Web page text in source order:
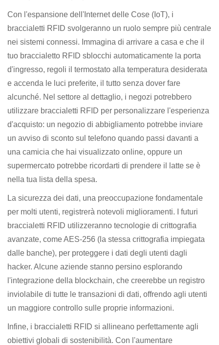
Con l'espansione dell'Internet delle Cose (IoT), i
braccialetti RFID svolgeranno un ruolo sempre più centrale
nei sistemi connessi. Immagina di arrivare a casa e che il
tuo braccialetto RFID sblocchi automaticamente la porta
d'ingresso, regoli il termostato alla temperatura desiderata
e accenda le luci preferite, il tutto senza dover fare
alcunché. Nel settore al dettaglio, i negozi potrebbero
utilizzare braccialetti RFID per personalizzare l'esperienza
d'acquisto: un negozio di abbigliamento potrebbe inviare
un avviso di sconto sul telefono quando passi davanti a
una camicia che hai visualizzato online, oppure un
supermercato potrebbe ricordarti di prendere il latte se è
nella tua lista della spesa.
La sicurezza dei dati, una preoccupazione fondamentale
per molti utenti, registrerà notevoli miglioramenti. I futuri
braccialetti RFID utilizzeranno tecnologie di crittografia
avanzate, come AES-256 (la stessa crittografia impiegata
dalle banche), per proteggere i dati degli utenti dagli
hacker. Alcune aziende stanno persino esplorando
l'integrazione della blockchain, che creerebbe un registro
inviolabile di tutte le transazioni di dati, offrendo agli utenti
un maggiore controllo sulle proprie informazioni.
Infine, i braccialetti RFID si allineano perfettamente agli
obiettivi globali di sostenibilità. Con l'aumentare